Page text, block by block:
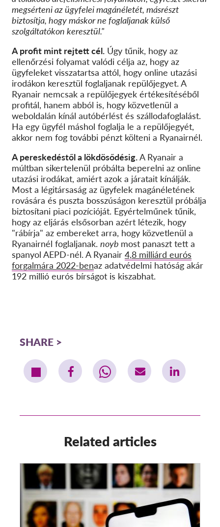
megsérteni az ügyfelei magánéletét, másrészt
biztosítja, hogy máskor ne foglaljanak külső
szolgáltatókon keresztül."
A profit mint rejtett cél. Úgy tűnik, hogy az
ellenőrzési folyamat valódi célja az, hogy az
ügyfeleket visszatartsa attól, hogy online utazási
irodákon keresztül foglaljanak repülőjegyet. A
Ryanair nemcsak a repülőjegyek értékesítéséből
profitál, hanem abból is, hogy közvetlenül a
weboldalán kínál autóbérlést és szállodafoglalást.
Ha egy ügyfél máshol foglalja le a repülőjegyét,
akkor nem fog további pénzt költeni a Ryanairnél.
A pereskedéstől a lökdösődésig.A Ryanair a
múltban sikertelenül próbálta beperelni az online
utazási irodákat, amiért azok a járatait kínálják.
Most a légitársaság az ügyfelek magánéletének
rovására és puszta bosszúságon keresztül próbálja
biztosítani piaci pozícióját. Egyértelműnek tűnik,
hogy az eljárás elsősorban azért létezik, hogy
"rábírja" az embereket arra, hogy közvetlenül a
Ryanairnél foglaljanak. noyb most panaszt tett a
spanyol AEPD-nél. A Ryanair 4,8 milliárd eurós
forgalmára 2022-benaz adatvédelmi hatóság akár
192 millió eurós bírságot is kiszabhat.
SHARE
Related articles